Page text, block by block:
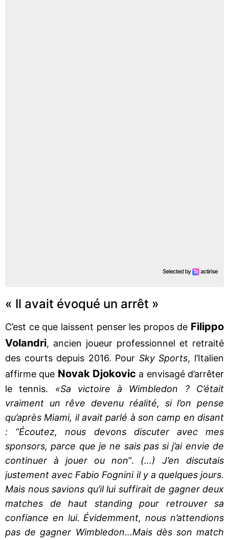
« Il avait évoqué un arrêt »
C’est ce que laissent penser les propos de Filippo
Volandri, ancien joueur professionnel et retraité
des courts depuis 2016. Pour Sky Sports, l’Italien
affirme que Novak Djokovic a envisagé d’arrêter
le tennis. «Sa victoire à Wimbledon ? C’était
vraiment un rêve devenu réalité, si l’on pense
qu’après Miami, il avait parlé à son camp en disant
: “Écoutez, nous devons discuter avec mes
sponsors, parce que je ne sais pas si j’ai envie de
continuer à jouer ou non“. (…) J’en discutais
justement avec Fabio Fognini il y a quelques jours.
Mais nous savions qu’il lui suffirait de gagner deux
matches de haut standing pour retrouver sa
confiance en lui. Évidemment, nous n’attendions
pas de gagner Wimbledon…Mais dès son match